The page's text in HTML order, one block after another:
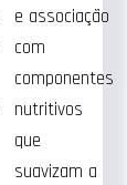
e associação
com
componentes
nutritivos
que
suavizam a